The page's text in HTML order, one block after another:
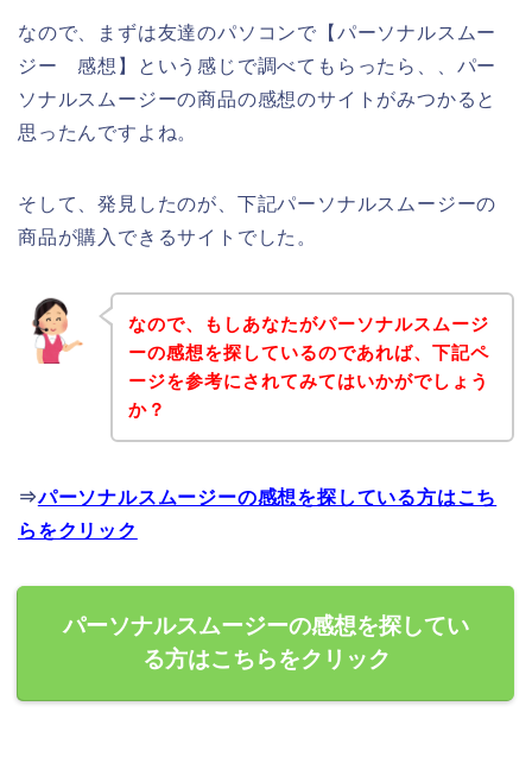
なので、まずは友達のパソコンで【パーソナルスムー
ジー 感想】という感じで調べてもらったら、、パー
ソナルスムージーの商品の感想のサイトがみつかると
思ったんですよね。
そして、発見したのが、下記パーソナルスムージーの
商品が購入できるサイトでした。
なので、もしあなたがパーソナルスムージ
ーの感想を探しているのであれば、下記ペ
ージを参考にされてみてはいかがでしょう
か？
⇒パーソナルスムージーの感想を探している方はこち
らをクリック
パーソナルスムージーの感想を探してい
る方はこちらをクリック